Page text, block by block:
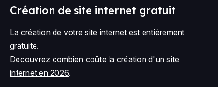
Création de site internet gratuit
La création de votre site internet est entièrement
gratuite.
Découvrez combien coûte la création d'un site
internet en 2026.